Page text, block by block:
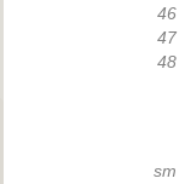
46
47
48
sm